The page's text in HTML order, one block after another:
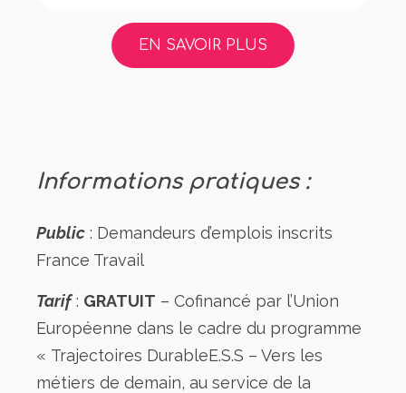
EN SAVOIR PLUS
Informations pratiques :
Public : Demandeurs d’emplois inscrits
France Travail
Tarif: GRATUIT – Cofinancé par l’Union
Européenne dans le cadre du programme
« Trajectoires DurableE.S.S – Vers les
métiers de demain, au service de la